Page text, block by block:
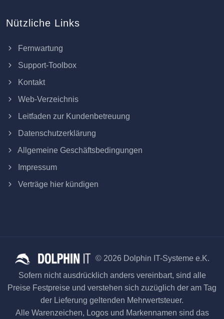
Nützliche Links
Fernwartung
Support-Toolbox
Kontakt
Web-Verzeichnis
Leitfaden zur Kundenbetreuung
Datenschutzerklärung
Allgemeine Geschäftsbedingungen
Impressum
Verträge hier kündigen
© 2026 Dolphin IT-Systeme e.K.
Sofern nicht ausdrücklich anders vereinbart, sind alle
Preise Festpreise und verstehen sich zuzüglich der am Tag
der Lieferung geltenden Mehrwertsteuer.
Alle Warenzeichen, Logos und Markennamen sind das